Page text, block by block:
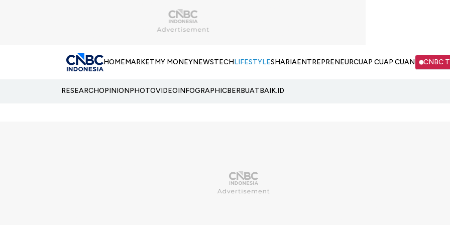
HOMEMARKETMY MONEYNEWSTECHLIFESTYLESHARIAENTREPRENEURCUAP CUAP CUAN CNBC
RESEARCHOPINIONPHOTOVIDEOINFOGRAPHICBERBUATBAIK.ID